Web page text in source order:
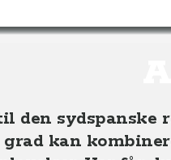
den sydspanske
kan